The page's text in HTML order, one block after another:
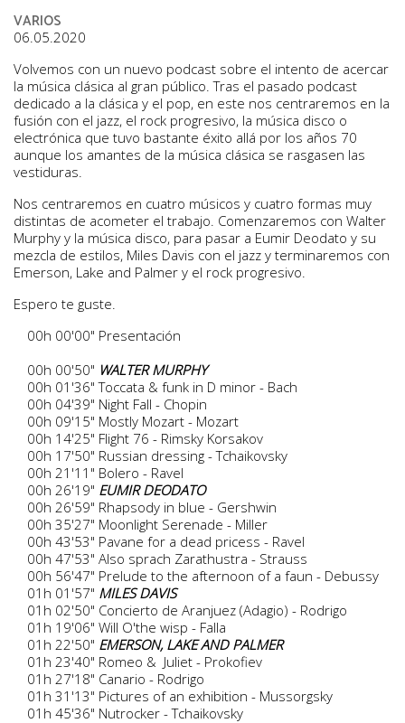
VARIOS
06.05.2020
Volvemos con un nuevo podcast sobre el intento de acercar
la música clásica al gran público. Tras el pasado podcast
dedicado a la clásica y el pop, en este nos centraremos en la
fusión con el jazz, el rock progresivo, la música disco o
electrónica que tuvo bastante éxito allá por los años 70
aunque los amantes de la música clásica se rasgasen las
vestiduras.
Nos centraremos en cuatro músicos y cuatro formas muy
distintas de acometer el trabajo. Comenzaremos con Walter
Murphy y la música disco, para pasar a Eumir Deodato y su
mezcla de estilos, Miles Davis con el jazz y terminaremos con
Emerson, Lake and Palmer y el rock progresivo.
Espero te guste.
00h 00'00" Presentación
00h 00'50" WALTER MURPHY
00h 01'36" Toccata & funk in D minor - Bach
00h 04'39" Night Fall - Chopin
00h 09'15" Mostly Mozart - Mozart
00h 14'25" Flight 76 - Rimsky Korsakov
00h 17'50" Russian dressing - Tchaikovsky
00h 21'11" Bolero - Ravel
00h 26'19" EUMIR DEODATO
00h 26'59" Rhapsody in blue - Gershwin
00h 35'27" Moonlight Serenade - Miller
00h 43'53" Pavane for a dead pricess - Ravel
00h 47'53" Also sprach Zarathustra - Strauss
00h 56'47" Prelude to the afternoon of a faun - Debussy
01h 01'57" MILES DAVIS
01h 02'50" Concierto de Aranjuez (Adagio) - Rodrigo
01h 19'06" Will O'the wisp - Falla
01h 22'50" EMERSON, LAKE AND PALMER
01h 23'40" Romeo & Juliet - Prokofiev
01h 27'18" Canario - Rodrigo
01h 31'13" Pictures of an exhibition - Mussorgsky
01h 45'36" Nutrocker - Tchaikovsky